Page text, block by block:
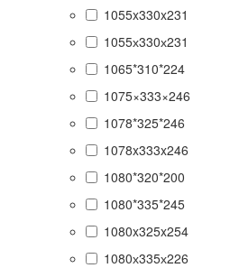
1055x330x231
1055х330х231
1065*310*224
1075×333×246
1078*325*246
1078x333x246
1080*320*200
1080*335*245
1080x325x254
1080х335х226